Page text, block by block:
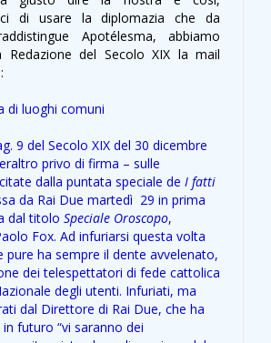
di usare la diplomazia che da
Apotélesma, abbiamo
Redazione del Secolo XIX la mail
di luoghi comuni
9 del Secolo XIX del 30 dicembre
privo di firma – sulle
dalla puntata speciale de I fatti
da Rai Due martedì 29 in prima
dal titolo Speciale Oroscopo,
Fox. Ad infuriarsi questa volta
pure ha sempre il dente avvelenato,
dei telespettatori di fede cattolica
degli utenti. Infuriati, ma
dal Direttore di Rai Due, che ha
futuro “vi saranno dei